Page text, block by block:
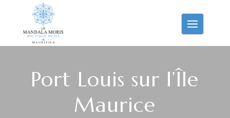
Port Louis sur l’Île
Maurice